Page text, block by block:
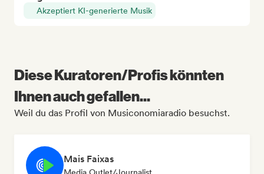
Akzeptiert KI-generierte Musik
Diese Kuratoren/Profis könnten
Ihnen auch gefallen...
Weil du das Profil von Musiconomiaradio besuchst.
Mais Faixas